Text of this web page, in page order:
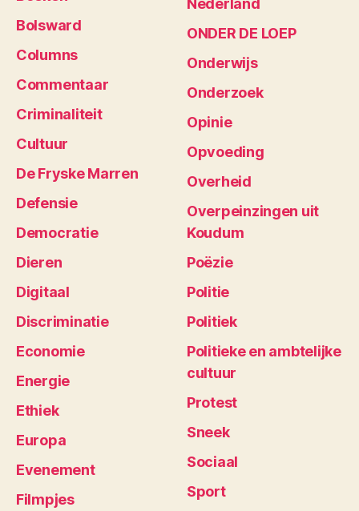
Bolsward
Columns
Commentaar
Criminaliteit
Cultuur
De Fryske Marren
Defensie
Democratie
Dieren
Digitaal
Discriminatie
Economie
Energie
Ethiek
Europa
Evenement
Filmpjes
ONDER DE LOEP
Onderwijs
Onderzoek
Opinie
Opvoeding
Overheid
Overpeinzingen uit
Koudum
Poëzie
Politie
Politiek
Politieke en ambtelijke
cultuur
Protest
Sneek
Sociaal
Sport